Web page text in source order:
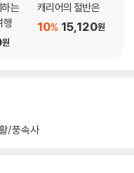
도시대 189·최초의 본격 킷사
커피의 대중화 200·‘카페나
컨드 웨이브?: 자가배전점 2
본의 서드 웨이브? : 헤이세
는
행
원
캐리어의 절반은
15,120원
10%
/풍속사